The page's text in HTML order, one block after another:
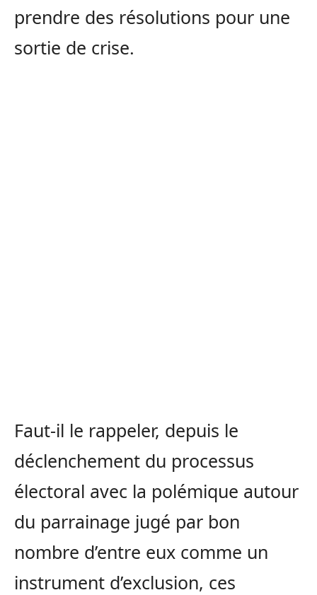
prendre des résolutions pour une
sortie de crise.
Faut-il le rappeler, depuis le
déclenchement du processus
électoral avec la polémique autour
du parrainage jugé par bon
nombre d’entre eux comme un
instrument d’exclusion, ces